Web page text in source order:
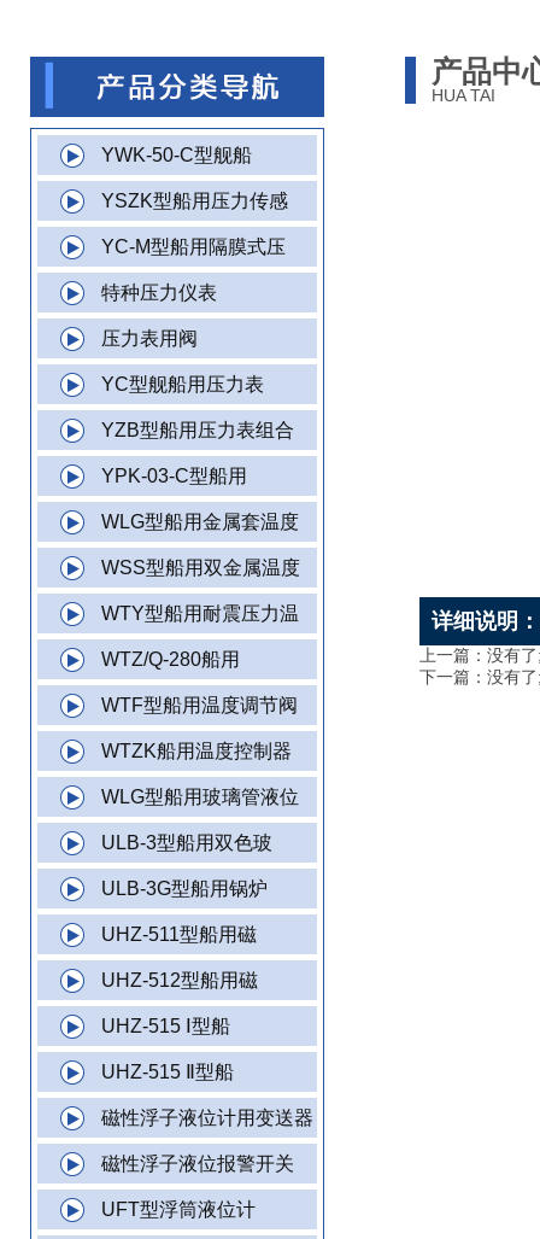
YWK-50-C型舰船
YSZK型船用压力传感
YC-M型船用隔膜式压
特种压力仪表
压力表用阀
YC型舰船用压力表
YZB型船用压力表组合
YPK-03-C型船用
WLG型船用金属套温度
WSS型船用双金属温度
WTY型船用耐震压力温
WTZ/Q-280船用
WTF型船用温度调节阀
WTZK船用温度控制器
WLG型船用玻璃管液位
ULB-3型船用双色玻
ULB-3G型船用锅炉
UHZ-511型船用磁
UHZ-512型船用磁
UHZ-515 Ⅰ型船
UHZ-515 Ⅱ型船
磁性浮子液位计用变送器
磁性浮子液位报警开关
UFT型浮筒液位计
产品中
HUA TAI
详细说明：
上一篇：没有
下一篇：没有